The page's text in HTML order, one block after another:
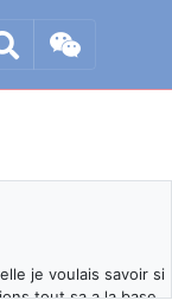
je voulais savoir si
tout sa a la base